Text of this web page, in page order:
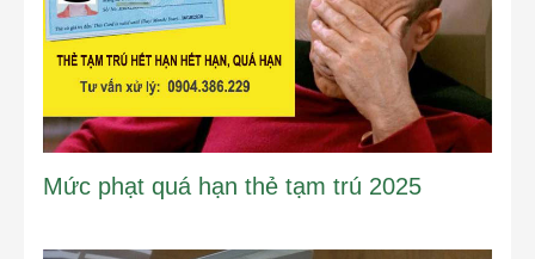
Mức phạt quá hạn thẻ tạm trú 2025